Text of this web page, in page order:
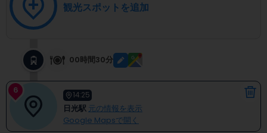
観光スポットを追加
00時間30分
6 14:25
日光駅 元の情報を表示
Google Mapsで開く